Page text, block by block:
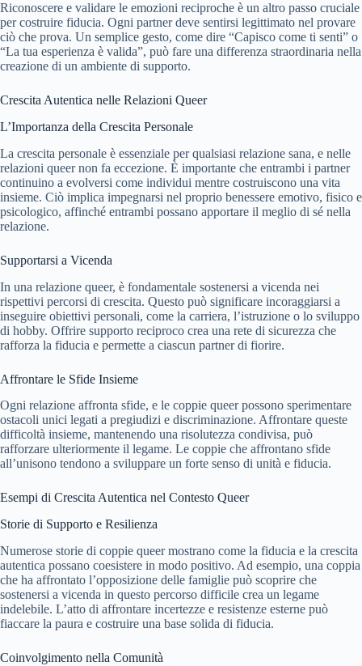
Riconoscere e validare le emozioni reciproche è un altro passo cruciale
per costruire fiducia. Ogni partner deve sentirsi legittimato nel provare
ciò che prova. Un semplice gesto, come dire “Capisco come ti senti” o
“La tua esperienza è valida”, può fare una differenza straordinaria nella
creazione di un ambiente di supporto.
Crescita Autentica nelle Relazioni Queer
L’Importanza della Crescita Personale
La crescita personale è essenziale per qualsiasi relazione sana, e nelle
relazioni queer non fa eccezione. È importante che entrambi i partner
continuino a evolversi come individui mentre costruiscono una vita
insieme. Ciò implica impegnarsi nel proprio benessere emotivo, fisico e
psicologico, affinché entrambi possano apportare il meglio di sé nella
relazione.
Supportarsi a Vicenda
In una relazione queer, è fondamentale sostenersi a vicenda nei
rispettivi percorsi di crescita. Questo può significare incoraggiarsi a
inseguire obiettivi personali, come la carriera, l’istruzione o lo sviluppo
di hobby. Offrire supporto reciproco crea una rete di sicurezza che
rafforza la fiducia e permette a ciascun partner di fiorire.
Affrontare le Sfide Insieme
Ogni relazione affronta sfide, e le coppie queer possono sperimentare
ostacoli unici legati a pregiudizi e discriminazione. Affrontare queste
difficoltà insieme, mantenendo una risolutezza condivisa, può
rafforzare ulteriormente il legame. Le coppie che affrontano sfide
all’unisono tendono a sviluppare un forte senso di unità e fiducia.
Esempi di Crescita Autentica nel Contesto Queer
Storie di Supporto e Resilienza
Numerose storie di coppie queer mostrano come la fiducia e la crescita
autentica possano coesistere in modo positivo. Ad esempio, una coppia
che ha affrontato l’opposizione delle famiglie può scoprire che
sostenersi a vicenda in questo percorso difficile crea un legame
indelebile. L’atto di affrontare incertezze e resistenze esterne può
fiaccare la paura e costruire una base solida di fiducia.
Coinvolgimento nella Comunità